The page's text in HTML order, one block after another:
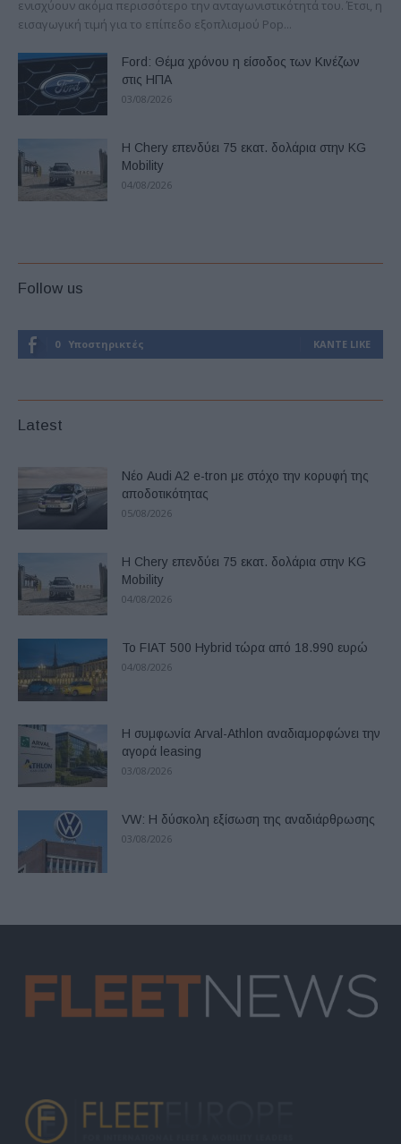
ενισχύουν ακόμα περισσότερο την ανταγωνιστικότητά του. Έτσι, η
εισαγωγική τιμή για το επίπεδο εξοπλισμού Pop...
Ford: Θέμα χρόνου η είσοδος των Κινέζων
στις ΗΠΑ
03/08/2026
Η Chery επενδύει 75 εκατ. δολάρια στην KG
Mobility
04/08/2026
Follow us
0 Υποστηρικτές ΚΆΝΤΕ LIKE
Latest
Νέο Audi A2 e-tron με στόχο την κορυφή της
αποδοτικότητας
05/08/2026
Η Chery επενδύει 75 εκατ. δολάρια στην KG
Mobility
04/08/2026
Το FIAT 500 Hybrid τώρα από 18.990 ευρώ
04/08/2026
Η συμφωνία Arval-Athlon αναδιαμορφώνει την
αγορά leasing
03/08/2026
VW: Η δύσκολη εξίσωση της αναδιάρθρωσης
03/08/2026